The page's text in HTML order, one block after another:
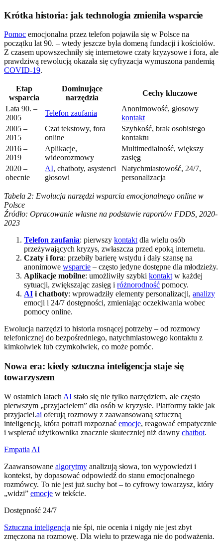
Krótka historia: jak technologia zmieniła wsparcie
Pomoc emocjonalna przez telefon pojawiła się w Polsce na
początku lat 90. – wtedy jeszcze była domeną fundacji i kościołów.
Z czasem upowszechniły się internetowe czaty kryzysowe i fora, ale
prawdziwą rewolucją okazała się cyfryzacja wymuszona pandemią
COVID-19.
Etap
wsparcia
Dominujące
narzędzia
Cechy kluczowe
Lata 90. –
2005
Telefon zaufania
Anonimowość, głosowy
kontakt
2005 –
2015
Czat tekstowy, fora
online
Szybkość, brak osobistego
kontaktu
2016 –
2019
Aplikacje,
wideorozmowy
Multimedialność, większy
zasięg
2020 –
obecnie
AI, chatboty, asystenci
głosowi
Natychmiastowość, 24/7,
personalizacja
Tabela 2: Ewolucja narzędzi wsparcia emocjonalnego online w
Polsce
Źródło: Opracowanie własne na podstawie raportów FDDS, 2020-
2023
Telefon zaufania: pierwszy kontakt dla wielu osób
przeżywających kryzys, zwłaszcza przed epoką internetu.
Czaty i fora: przebiły barierę wstydu i dały szansę na
anonimowe wsparcie – często jedyne dostępne dla młodzieży.
Aplikacje mobilne: umożliwiły szybki kontakt w każdej
sytuacji, zwiększając zasięg i różnorodność pomocy.
AI i chatboty: wprowadziły elementy personalizacji, analizy
emocji i 24/7 dostępności, zmieniając oczekiwania wobec
pomocy online.
Ewolucja narzędzi to historia rosnącej potrzeby – od rozmowy
telefonicznej do bezpośredniego, natychmiastowego kontaktu z
kimkolwiek lub czymkolwiek, co może pomóc.
Nowa era: kiedy sztuczna inteligencja staje się
towarzyszem
W ostatnich latach AI stało się nie tylko narzędziem, ale często
pierwszym „przyjacielem” dla osób w kryzysie. Platformy takie jak
przyjaciel.ai oferują rozmowy z zaawansowaną sztuczną
inteligencją, która potrafi rozpoznać emocje, reagować empatycznie
i wspierać użytkownika znacznie skuteczniej niż dawny chatbot.
Empatia AI
Zaawansowane algorytmy analizują słowa, ton wypowiedzi i
kontekst, by dopasować odpowiedź do stanu emocjonalnego
rozmówcy. To nie jest już suchy bot – to cyfrowy towarzysz, który
„widzi” emocje w tekście.
Dostępność 24/7
Sztuczna inteligencja nie śpi, nie ocenia i nigdy nie jest zbyt
zmęczona na rozmowę. Dla wielu to przewaga nie do podważenia.